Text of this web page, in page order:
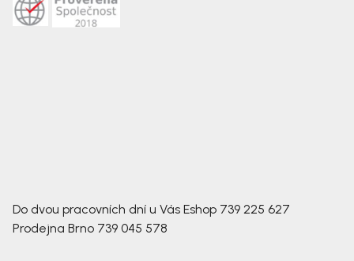
Do dvou pracovních dní u Vás Eshop 739 225 627
Prodejna Brno 739 045 578